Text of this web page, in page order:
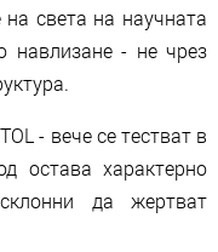
света на научната
навлизане - не чрез
- вече се тестват в
остава характерно
да жертват